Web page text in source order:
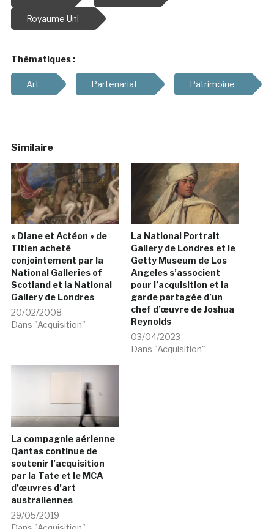
Royaume Uni
Thématiques :
Art Partenariat Patrimoine
Similaire
« Diane et Actéon » de
Titien acheté
conjointement par la
National Galleries of
Scotland et la National
Gallery de Londres
20/02/2008
Dans "Acquisition"
La National Portrait
Gallery de Londres et le
Getty Museum de Los
Angeles s’associent
pour l’acquisition et la
garde partagée d’un
chef d’œuvre de Joshua
Reynolds
03/04/2023
Dans "Acquisition"
La compagnie aérienne
Qantas continue de
soutenir l’acquisition
par la Tate et le MCA
d’œuvres d’art
australiennes
29/05/2019